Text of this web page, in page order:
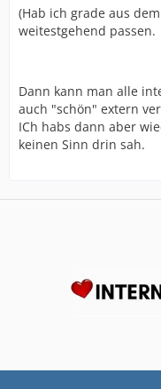
(Hab ich grade aus
weitestgehend passen.
Dann kann man alle
auch "schön" extern
ICh habs dann aber
keinen Sinn drin sah.